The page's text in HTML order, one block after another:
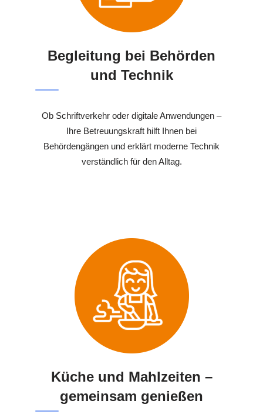
Begleitung bei Behörden
und Technik
Ob Schriftverkehr oder digitale Anwendungen –
Ihre Betreuungskraft hilft Ihnen bei
Behördengängen und erklärt moderne Technik
verständlich für den Alltag.
Küche und Mahlzeiten –
gemeinsam genießen